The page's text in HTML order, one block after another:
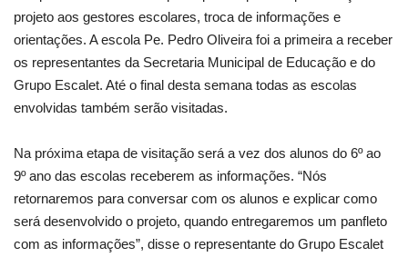
projeto aos gestores escolares, troca de informações e
orientações. A escola Pe. Pedro Oliveira foi a primeira a receber
os representantes da Secretaria Municipal de Educação e do
Grupo Escalet. Até o final desta semana todas as escolas
envolvidas também serão visitadas.
Na próxima etapa de visitação será a vez dos alunos do 6º ao
9º ano das escolas receberem as informações. “Nós
retornaremos para conversar com os alunos e explicar como
será desenvolvido o projeto, quando entregaremos um panfleto
com as informações”, disse o representante do Grupo Escalet